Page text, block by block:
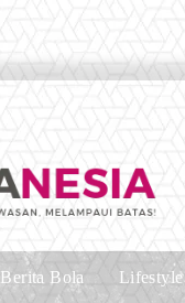
Berita Bola Lifestyle